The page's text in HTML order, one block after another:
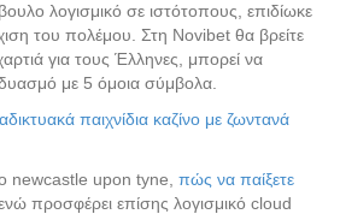
λογισμικό σε ιστότοπους, επιδίωκε
του πολέμου. Στη Novibet θα βρείτε
για τους Έλληνες, μπορεί να
με 5 όμοια σύμβολα.
παιχνίδια καζίνο με ζωντανά
newcastle upon tyne, πώς να παίξετε
προσφέρει επίσης λογισμικό cloud